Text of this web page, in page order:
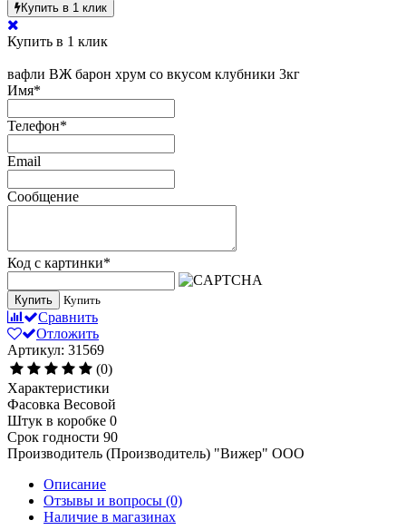
Купить в 1 клик
Купить в 1 клик
вафли ВЖ барон хрум со вкусом клубники 3кг
Имя*
Телефон*
Email
Сообщение
Код с картинки*
Купить Купить
Сравнить
Отложить
Артикул: 31569
(0)
Характеристики
Фасовка Весовой
Штук в коробке 0
Срок годности 90
Производитель (Производитель) "Вижер" ООО
Описание
Отзывы и вопросы (0)
Наличие в магазинах